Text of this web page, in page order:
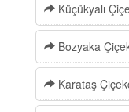
Küçükyalı
Bozyaka
Karataş